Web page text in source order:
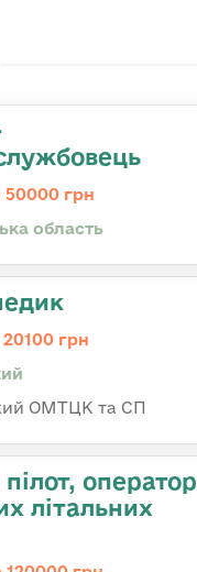
50000 грн
область
20100 грн
ОМТЦК та СП
оператор
літальних